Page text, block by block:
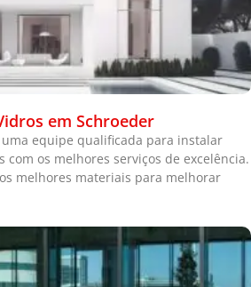
em Schroeder
equipe qualificada para instalar
com os melhores serviços de excelência.
melhores materiais para melhorar